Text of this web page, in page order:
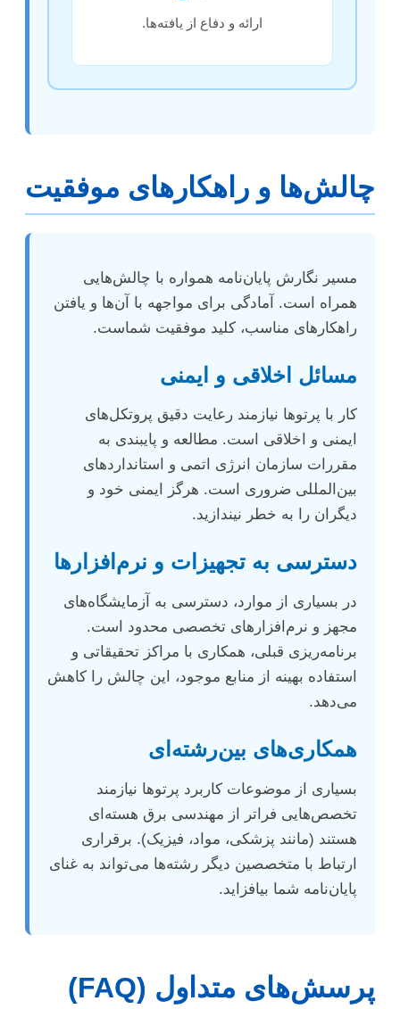
ارائه و دفاع از یافته‌ها.
چالش‌ها و راهکارهای موفقیت
مسیر نگارش پایان‌نامه همواره با چالش‌هایی
همراه است. آمادگی برای مواجهه با آن‌ها و یافتن
راهکارهای مناسب، کلید موفقیت شماست.
مسائل اخلاقی و ایمنی
کار با پرتوها نیازمند رعایت دقیق پروتکل‌های
ایمنی و اخلاقی است. مطالعه و پایبندی به
مقررات سازمان انرژی اتمی و استانداردهای
بین‌المللی ضروری است. هرگز ایمنی خود و
دیگران را به خطر نیندازید.
دسترسی به تجهیزات و نرم‌افزارها
در بسیاری از موارد، دسترسی به آزمایشگاه‌های
مجهز و نرم‌افزارهای تخصصی محدود است.
برنامه‌ریزی قبلی، همکاری با مراکز تحقیقاتی و
استفاده بهینه از منابع موجود، این چالش را کاهش
می‌دهد.
همکاری‌های بین‌رشته‌ای
بسیاری از موضوعات کاربرد پرتوها نیازمند
تخصص‌هایی فراتر از مهندسی برق هسته‌ای
هستند (مانند پزشکی، مواد، فیزیک). برقراری
ارتباط با متخصصین دیگر رشته‌ها می‌تواند به غنای
پایان‌نامه شما بیافزاید.
پرسش‌های متداول (FAQ)